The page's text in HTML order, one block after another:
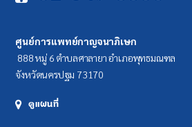
ศูนย์การแพทย์กาญจนาภิเษก
888 หมู่ 6 ตำบลศาลายา อำเภอพุทธมณฑล
จังหวัดนครปฐม 73170
ดูแผนที่